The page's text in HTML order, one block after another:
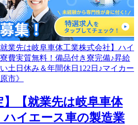
】【就業先は岐阜車体
ハイエース車の製造業